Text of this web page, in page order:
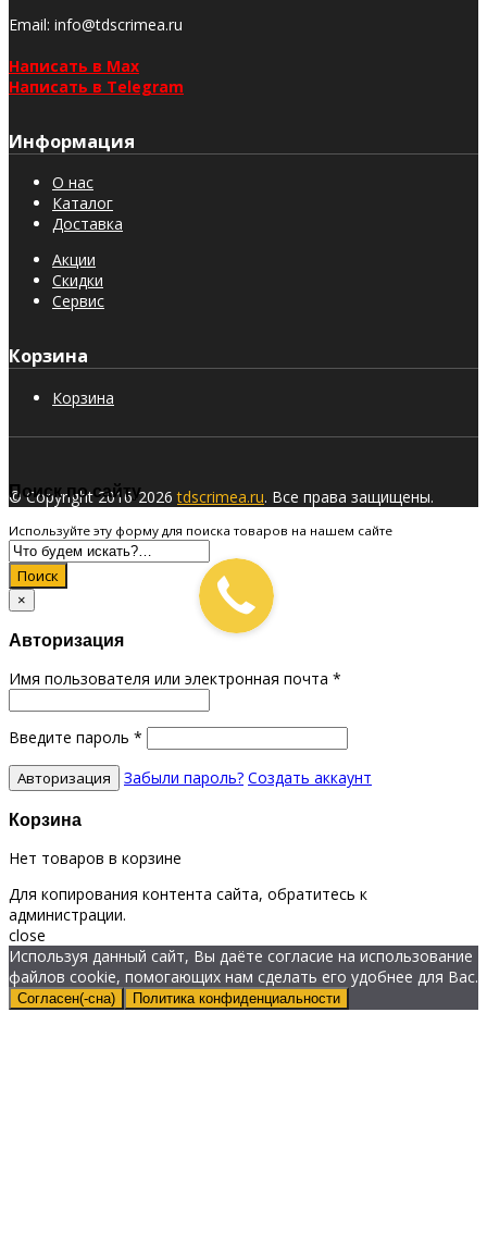
Email: info@tdscrimea.ru
Написать в Max
Написать в Telegram
Информация
О нас
Каталог
Доставка
Акции
Скидки
Сервис
Корзина
Корзина
© Copyright 2016-2026tdscrimea.ru. Все права защищены.
Поиск по сайту
Используйте эту форму для поиска товаров на нашем сайте
Поиск
×
Авторизация
Имя пользователя или электронная почта *
Введите пароль *
Забыли пароль? Создать аккаунт
Корзина
Нет товаров в корзине
Для копирования контента сайта, обратитесь к
администрации.
close
Используя данный сайт, Вы даёте согласие на использование
файлов cookie, помогающих нам сделать его удобнее для Вас.
Согласен(-сна) Политика конфиденциальности